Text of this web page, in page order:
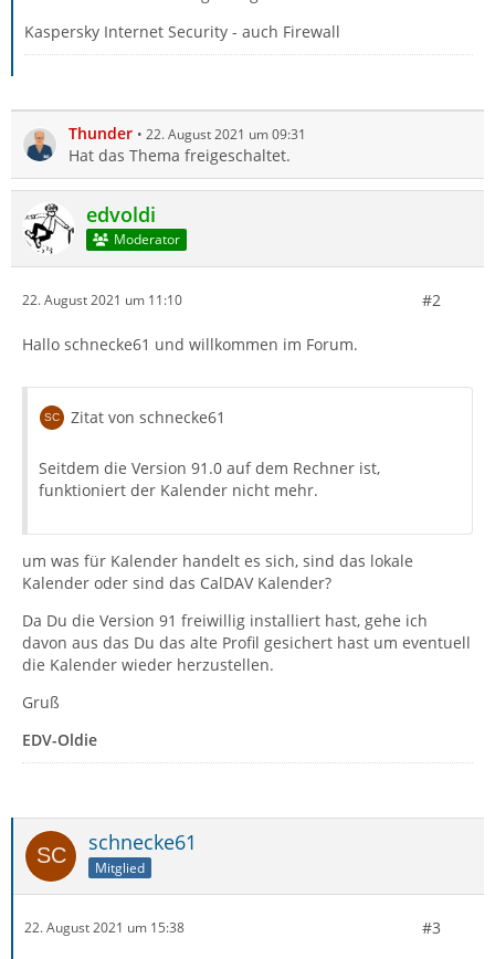
Kaspersky Internet Security - auch Firewall
Thunder 22. August 2021 um 09:31
Hat das Thema freigeschaltet.
edvoldi
Moderator
22. August 2021 um 11:10 #2
Hallo schnecke61 und willkommen im Forum.
Zitat von schnecke61
Seitdem die Version 91.0 auf dem Rechner ist,
funktioniert der Kalender nicht mehr.
um was für Kalender handelt es sich, sind das lokale
Kalender oder sind das CalDAV Kalender?
Da Du die Version 91 freiwillig installiert hast, gehe ich
davon aus das Du das alte Profil gesichert hast um eventuell
die Kalender wieder herzustellen.
Gruß
EDV-Oldie
schnecke61
Mitglied
22. August 2021 um 15:38 #3